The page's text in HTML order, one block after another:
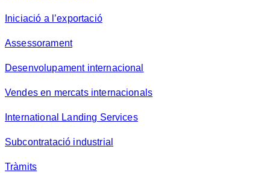
Iniciació a l’exportació
Assessorament
Desenvolupament internacional
Vendes en mercats internacionals
International Landing Services
Subcontratació industrial
Tràmits